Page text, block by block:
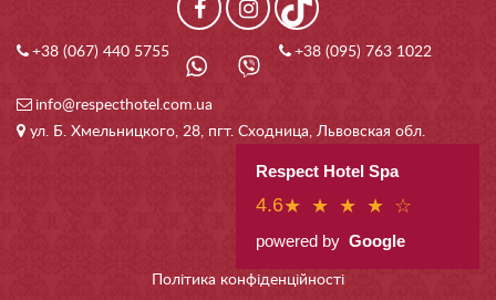
+38 (067) 440 5755 +38 (095) 763 1022
info@respecthotel.com.ua
ул. Б. Хмельницкого, 28, пгт. Сходница, Львовская обл.
Respect Hotel Spa
4.6★ ★ ★ ★ ☆
powered by Google
Політика конфіденційності